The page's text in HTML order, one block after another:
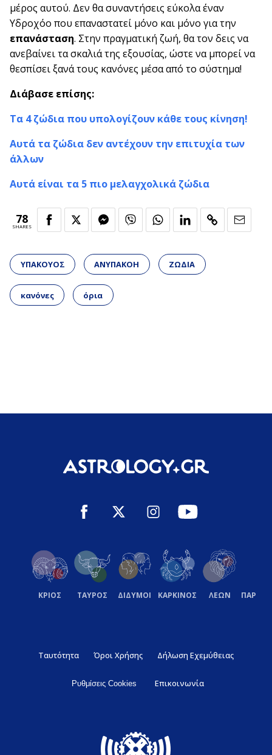
μέρος αυτού. Δεν θα συναντήσεις εύκολα έναν
Υδροχόο που επαναστατεί μόνο και μόνο για την
επανάσταση. Στην πραγματική ζωή, θα τον δεις να
ανεβαίνει τα σκαλιά της εξουσίας, ώστε να μπορεί να
θεσπίσει ξανά τους κανόνες μέσα από το σύστημα!
Διάβασε επίσης:
Τα 4 ζώδια που υπολογίζουν κάθε τους κίνηση!
Αυτά τα ζώδια δεν αντέχουν την επιτυχία των
άλλων
Αυτά είναι τα 5 πιο μελαγχολικά ζώδια
78
SHARES
ΥΠΑΚΟΥΟΣ ΑΝΥΠΑΚΟΗ ΖΩΔΙΑ
κανόνες όρια
ΚΡΙΟΣ ΤΑΥΡΟΣ ΔΙΔΥΜΟΙ ΚΑΡΚΙΝΟΣ ΛΕΩΝ
Ταυτότητα Όροι Χρήσης Δήλωση Εχεμύθειας
Ρυθμίσεις Cookies Επικοινωνία